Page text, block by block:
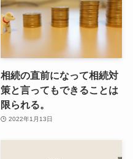
相続の直前になって相続対
策と言ってもできることは
限られる。
2022年1月13日